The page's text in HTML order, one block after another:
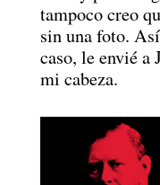
tampoco creo
sin una foto.
caso, le envié a
mi cabeza.